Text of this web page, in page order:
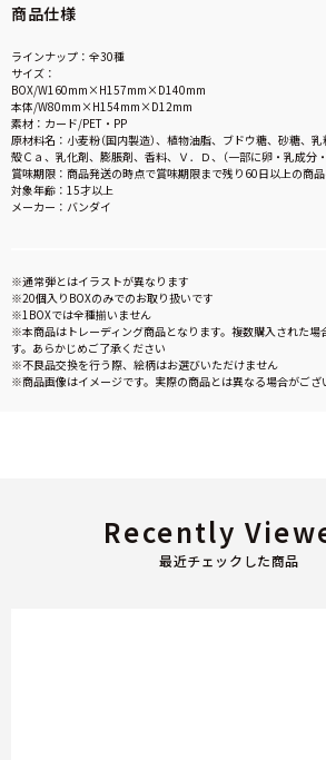
商品仕様
ラインナップ：全30種
サイズ：
BOX/W160mm×H157mm×D140mm
本体/W80mm×H154mm×D12mm
素材：カード/PET・PP
原材料名：小麦粉（国内製造）、植物油脂、ブドウ糖、砂糖、
殻Ｃａ、乳化剤、膨脹剤、香料、Ｖ．Ｄ、（一部に卵・乳成分
賞味期限：商品発送の時点で賞味期限まで残り60日以上の商
対象年齢：15才以上
メーカー：バンダイ
※通常弾とはイラストが異なります
※20個入りBOXのみでのお取り扱いです
※1BOXでは全種揃いません
※本商品はトレーディング商品となります。複数購入された場
す。あらかじめご了承ください
※不良品交換を行う際、絵柄はお選びいただけません
※商品画像はイメージです。実際の商品とは異なる場合がござ
最近チェックした商品
Recently